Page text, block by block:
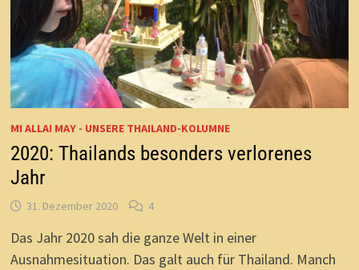
MI ALLAI MAY - UNSERE THAILAND-KOLUMNE
2020: Thailands besonders verlorenes
Jahr
31. Dezember 2020 4
Das Jahr 2020 sah die ganze Welt in einer
Ausnahmesituation. Das galt auch für Thailand. Manch